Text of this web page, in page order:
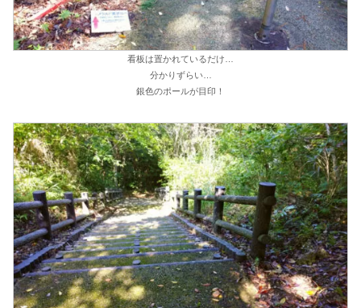
看板は置かれているだけ…
分かりずらい…
銀色のポールが目印！